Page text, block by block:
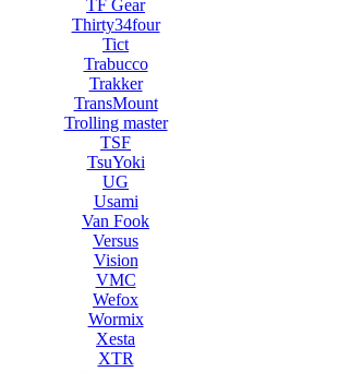
TF Gear
Thirty34four
Tict
Trabucco
Trakker
TransMount
Trolling master
TSF
TsuYoki
UG
Usami
Van Fook
Versus
Vision
VMC
Wefox
Wormix
Xesta
XTR